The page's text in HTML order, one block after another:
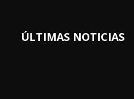
ÚLTIMAS NOTICIAS